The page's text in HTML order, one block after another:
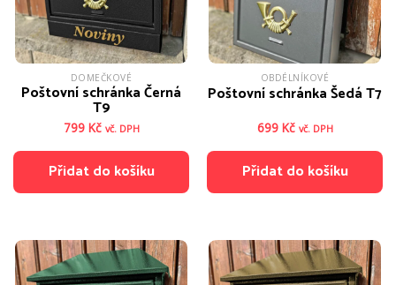
DOMEČKOVÉ
Poštovní schránka Černá
T9
799 Kč vč. DPH
Přidat do košíku
OBDÉLNÍKOVÉ
Poštovní schránka Šedá T7
699 Kč vč. DPH
Přidat do košíku